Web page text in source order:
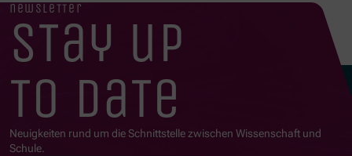
newsletter
stay up
to date
Neuigkeiten rund um die Schnittstelle zwischen Wissenschaft und
Schule.